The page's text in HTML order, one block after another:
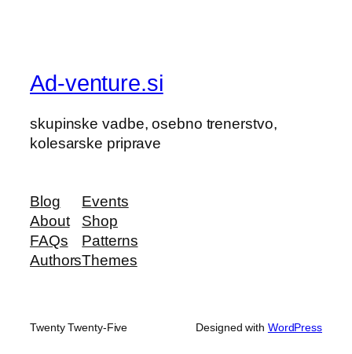
Ad-venture.si
skupinske vadbe, osebno trenerstvo,
kolesarske priprave
Blog
About
FAQs
Authors
Events
Shop
Patterns
Themes
Twenty Twenty-Five Designed with WordPress